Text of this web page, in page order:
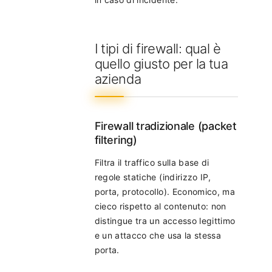
I tipi di firewall: qual è
quello giusto per la tua
azienda
Firewall tradizionale (packet
filtering)
Filtra il traffico sulla base di
regole statiche (indirizzo IP,
porta, protocollo). Economico, ma
cieco rispetto al contenuto: non
distingue tra un accesso legittimo
e un attacco che usa la stessa
porta.